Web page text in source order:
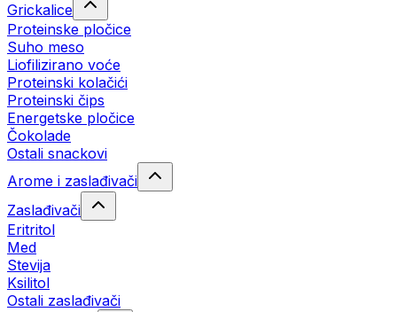
Grickalice
Proteinske pločice
Suho meso
Liofilizirano voće
Proteinski kolačići
Proteinski čips
Energetske pločice
Čokolade
Ostali snackovi
Arome i zaslađivači
Zaslađivači
Eritritol
Med
Stevija
Ksilitol
Ostali zaslađivači